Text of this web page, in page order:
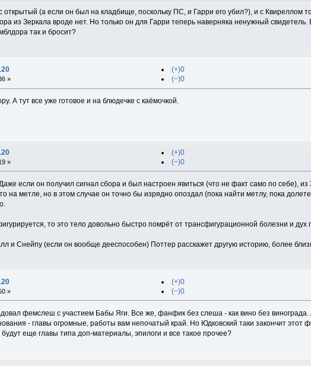
(а если он был на кладбище, поскольку ПС, и Гарри его убил?), и с Квиреллом
из Зеркала вроде нет. Но только он для Гарри теперь наверняка ненужный
так и бросит?
»
(+)0
(−)0
А тут все уже готовое и на блюдечке с каёмочкой.
»
(+)0
(−)0
если он получил сигнал сбора и был настроен явиться (что не факт само по себе), из
на метле, но в этом случае он точно бы изрядно опоздал (пока найти метлу, пока
то это тело довольно быстро помрёт от трансфигурационной болезни и дух
и Снейпу (если он вообще дееспособен) Поттер расскажет другую историю, более
»
(+)0
(−)0
фемслеш с участием Бабы Яги. Все же, фанфик без слеша - как вино без винограда.
- главы огромные, работы вам непочатый край. Но Юдковский таки закончит этот
еще главы типа доп-материалы, эпилоги и все такое прочее?